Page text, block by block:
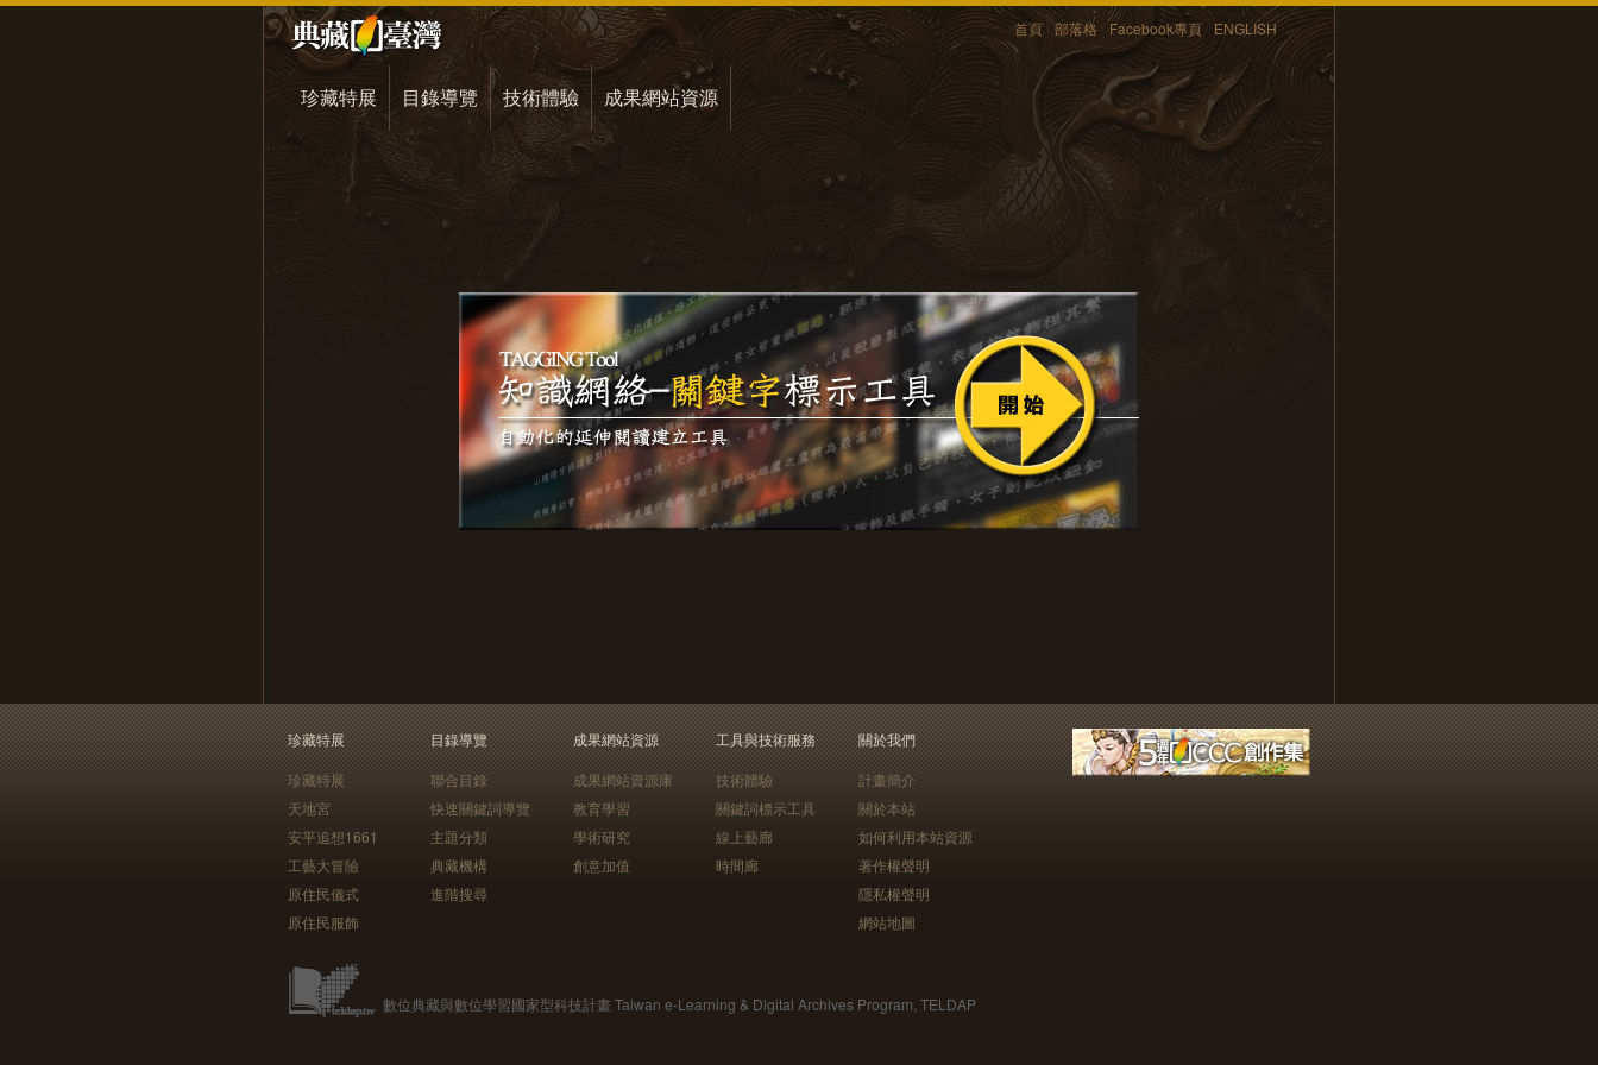
首頁 部落格 Facebook專頁 ENGLISH
珍藏特展 目錄導覽 技術體驗 成果網站資源
珍藏特展
珍藏特展
天地宮
安平追想1661
工藝大冒險
原住民儀式
原住民服飾
目錄導覽
聯合目錄
快速關鍵詞導覽
主題分類
典藏機構
進階搜尋
成果網站資源
成果網站資源庫
教育學習
學術研究
創意加值
工具與技術服務
技術體驗
關鍵詞標示工具
線上藝廊
時間廊
關於我們
計畫簡介
關於本站
如何利用本站資源
著作權聲明
隱私權聲明
網站地圖
數位典藏與數位學習國家型科技計畫 Taiwan e-Learning & Digital Archives Program, TELDAP